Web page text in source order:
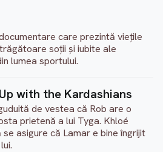
care prezintă viețile
soții și iubite ale
lumea sportului.
with the Kardashians
de vestea că Rob are o
prietenă a lui Tyga. Khloé
se asigure că Lamar e bine îngrijit